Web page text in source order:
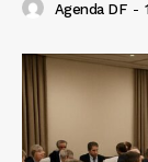
Agenda DF -